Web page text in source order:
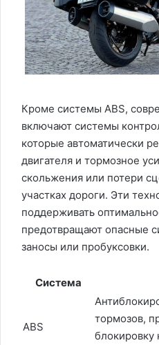
Кроме системы ABS,
включают системы
которые автоматически
двигателя и тормозное
скольжения или потери
участках дороги. Эти
поддерживать
предотвращают опасные
заносы или пробуксовки.
Система
ABS
тормозов,
блокировку